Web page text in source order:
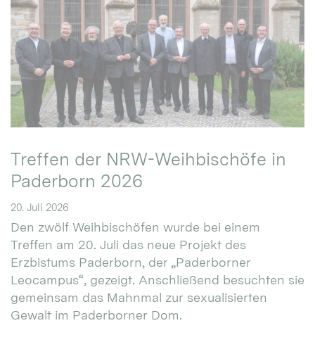
Treffen der NRW-Weihbischöfe in
Paderborn 2026
20. Juli 2026
Den zwölf Weihbischöfen wurde bei einem
Treffen am 20. Juli das neue Projekt des
Erzbistums Paderborn, der „Paderborner
Leocampus“, gezeigt. Anschließend besuchten sie
gemeinsam das Mahnmal zur sexualisierten
Gewalt im Paderborner Dom.